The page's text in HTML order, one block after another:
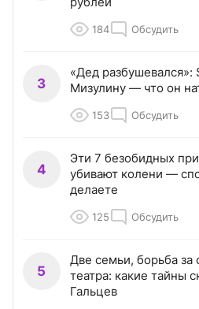
184 Обсудить
3
«Дед разбушевался»:
Мизулину — что он
153 Обсудить
4
Эти 7 безобидных
убивают колени —
делаете
125 Обсудить
5
Две семьи, борьба за
театра: какие тайны
Гальцев